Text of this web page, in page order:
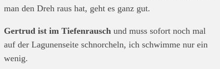
man den Dreh raus hat, geht es ganz gut.
Gertrud ist im Tiefenrausch und muss sofort noch mal
auf der Lagunenseite schnorcheln, ich schwimme nur ein
wenig.